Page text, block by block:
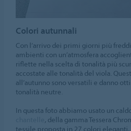
Colori autunnali
Con l’arrivo dei primi giorni più
ambienti con un’atmosfera
riflette nella scelta di tonalità più
accostate alle tonalità del viola.
all’autunno sono versatili e danno
tonalità neutre.
In questa foto abbiamo usato un
, della gamma Tessera
tessile proposta in 27 colori